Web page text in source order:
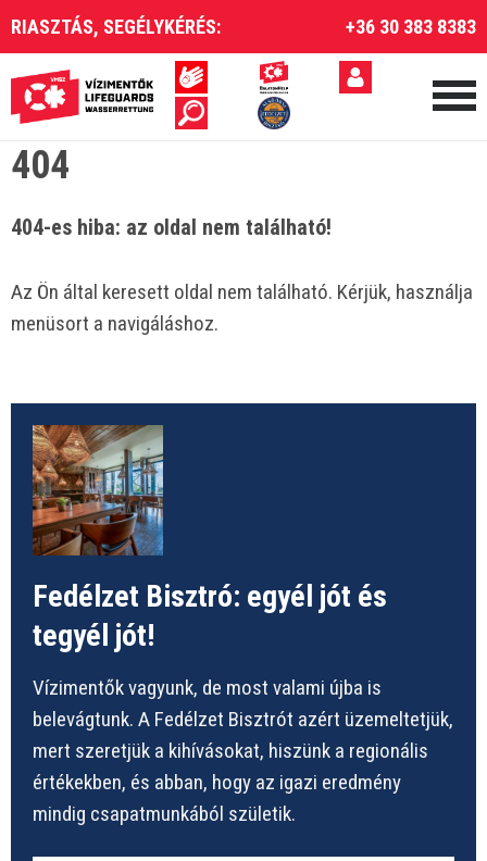
RIASZTÁS, SEGÉLYKÉRÉS: +36 30 383 8383
404
404-es hiba: az oldal nem található!
Az Ön által keresett oldal nem található. Kérjük, használja
menüsort a navigáláshoz.
Fedélzet Bisztró: egyél jót és
tegyél jót!
Vízimentők vagyunk, de most valami újba is
belevágtunk. A Fedélzet Bisztrót azért üzemeltetjük,
mert szeretjük a kihívásokat, hiszünk a regionális
értékekben, és abban, hogy az igazi eredmény
mindig csapatmunkából születik.